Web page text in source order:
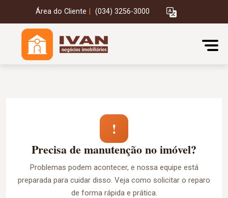
Área do Cliente (034) 3256-3000
!
Precisa de manutenção no imóvel?
Problemas podem acontecer, e nossa equipe está
preparada para cuidar disso. Veja como solicitar o reparo
de forma rápida e prática.